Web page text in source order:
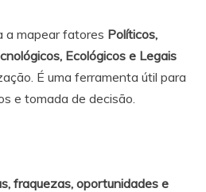
a mapear fatores Políticos,
Ecológicos e Legais
É uma ferramenta útil para
e tomada de decisão.
fraquezas, oportunidades e